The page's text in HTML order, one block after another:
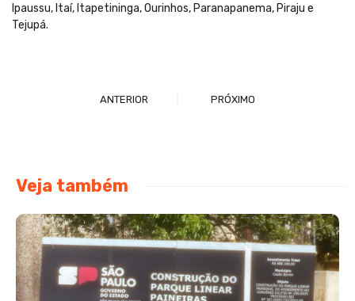
Ipaussu, Itaí, Itapetininga, Ourinhos, Paranapanema, Piraju e
Tejupá.
ANTERIOR PRÓXIMO
Veja também